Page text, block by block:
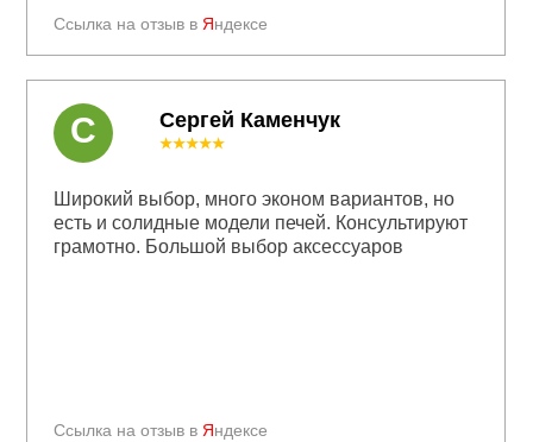
Ссылка на отзыв в Яндексе
Сергей Каменчук
Ссылка на отзыв в Яндексе
★★★★★
Широкий выбор, много эконом вариантов, но
есть и солидные модели печей. Консультируют
грамотно. Большой выбор аксессуаров
С